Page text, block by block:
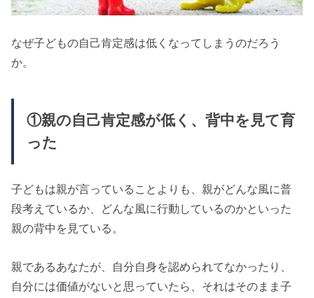
なぜ子どもの自己肯定感は低くなってしまうのだろう
か。
①親の自己肯定感が低く、背中を見て育
った
子どもは親が言っていることよりも、親がどんな風に普
段考えているか、どんな風に行動しているのかといった
親の背中を見ている。
親であるあなたが、自分自身を認められてなかったり、
自分には価値がないと思っていたら、それはそのまま子